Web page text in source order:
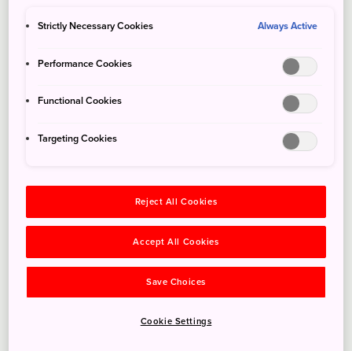
Strictly Necessary Cookies Always Active
Performance Cookies
Functional Cookies
Targeting Cookies
Reject All Cookies
Accept All Cookies
Save Choices
Cookie Settings